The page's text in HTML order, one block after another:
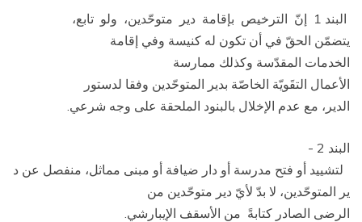
البند 1 ­ إنّ الترخيص بإقامة دير متوحّدين، ولو تابع،
يتضمّن الحقّ في أن تكون له كنيسة وفي إقامة
الخدمات المقدّسة وكذلك ممارسة
الأعمال التقَويّة الخاصّة بدير المتوحّدين وفقا لدستور
الدير، مع عدم الإخلال بالبنود الملحقة على وجه شرعي.
البند 2 ­
لتشييد أو فتح مدرسة أو دار ضيافة أو مبنى مماثل، منفصل عن د
ير المتوحّدين، لا بدّ لأيّ دير متوحّدين من
الرضى الصادر كتابةً من الأسقف الإيبارشي.